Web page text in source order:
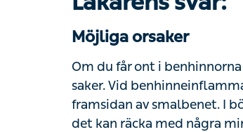
Möjliga orsaker
Om du får ont i benhinnorna
Vid benhinneinflammation
smalbenet. I början av
några minuters vila för att